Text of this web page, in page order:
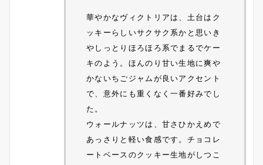
華やかなヴィクトリアは、土台はク
ッキーらしいサクサク系かと思いき
やしっとりほろほろ系でまるでケー
キのよう。ほんのり甘い生地に爽や
かないちごジャムが良いアクセント
で、意外にも重くなく一番好みでし
た。
ウォールナッツは、甘さひかえめで
あっさりと軽い食感です。チョコレ
ートベースのクッキー生地がしつこ